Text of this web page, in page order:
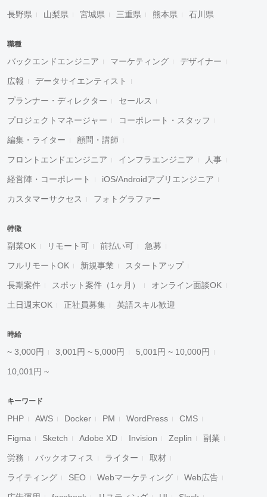
長野県 山梨県 宮城県 三重県 熊本県 石川県
職種
バックエンドエンジニア マーケティング デザイナー
広報 データサイエンティスト
プランナー・ディレクター セールス
プロジェクトマネージャー コーポレート・スタッフ
編集・ライター 顧問・講師
フロントエンドエンジニア インフラエンジニア 人事
経営陣・コーポレート iOS/Androidアプリエンジニア
カスタマーサクセス フォトグラファー
特徴
副業OK リモート可 前払い可 急募
フルリモートOK 新規事業 スタートアップ
長期案件 スポット案件（1ヶ月） オンライン面談OK
土日週末OK 正社員募集 英語スキル歓迎
時給
~ 3,000円 3,001円 ~ 5,000円 5,001円 ~ 10,000円
10,001円 ~
キーワード
PHP AWS Docker PM WordPress CMS
Figma Sketch Adobe XD Invision Zeplin 副業
労務 バックオフィス ライター 取材
ライティング SEO Webマーケティング Web広告